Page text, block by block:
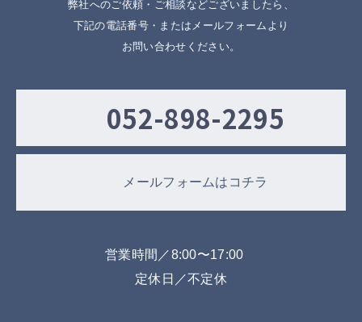
弊社へのご依頼・ご相談などございましたら、
下記の電話番号・またはメールフォームより
お問い合わせください。
052-898-2295
メールフォームはコチラ
営業時間／8:00〜17:00
定休日／不定休